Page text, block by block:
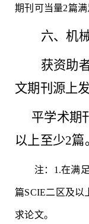
期刊可当量2篇满
六、机
获资助
文期刊源上
平学术期
以上至少2篇
注： 1.在满
篇SCIE二区及以
求论文。